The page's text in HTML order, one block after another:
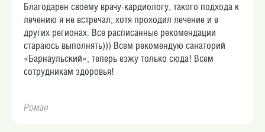
Благодарен своему врачу-кардиологу, такого подхода к
лечению я не встречал, хотя проходил лечение и в
других регионах. Все расписанные рекомендации
стараюсь выполнять))) Всем рекомендую санаторий
«Барнаульский», теперь езжу только сюда! Всем
сотрудникам здоровья!
Роман​